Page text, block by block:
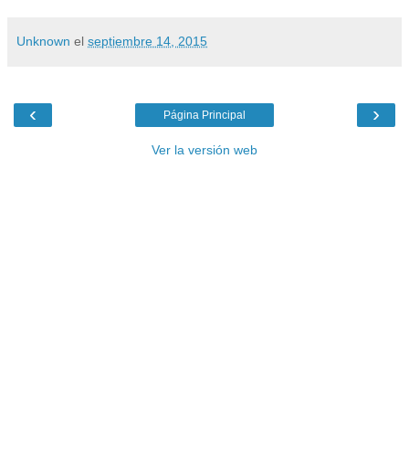
Unknown el septiembre 14, 2015
‹ ›
Página Principal
Ver la versión web